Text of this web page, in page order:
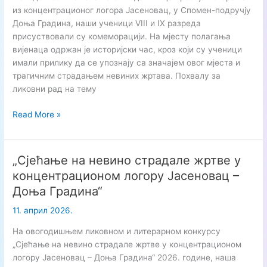
пласман
у
друго
коло
из концентрационог логора Јасеновац, у Спомен-подручју
Доња Градина, наши ученици VIII и IX разреда
присуствовали су комеморацији. На мјесту полагања
вијенаца одржан је историјски час, кроз који су ученици
имали прилику да се упознају са значајем овог мјеста и
трагичним страдањем невиних жртава. Похвалу за
ликовни рад на тему
Посјета
подручју
Градина
Read More »
„Сјећање на невино страдале жртве у
концентрационом логору Јасеновац –
Доња Градина“
11. април 2026.
На овогодишњем ликовном и литерарном конкурсу
„Сјећање на невино страдале жртве у концентрационом
логору Јасеновац – Доња Градина“ 2026. године, наша